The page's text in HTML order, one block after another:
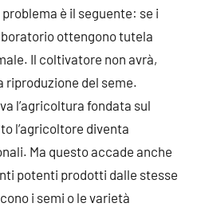
è il seguente: se i
ottengono tutela
Il coltivatore non avrà,
riproduzione del seme.
l’agricoltura fondata sul
l’agricoltore diventa
Ma questo accade anche
potenti prodotti dalle stesse
i semi o le varietà